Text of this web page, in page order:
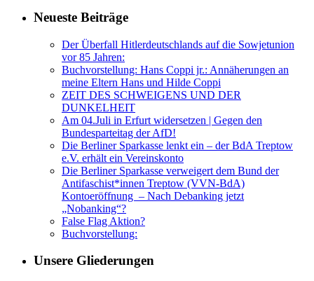
Neueste Beiträge
Der Überfall Hitlerdeutschlands auf die Sowjetunion
vor 85 Jahren:
Buchvorstellung: Hans Coppi jr.: Annäherungen an
meine Eltern Hans und Hilde Coppi
ZEIT DES SCHWEIGENS UND DER
DUNKELHEIT
Am 04.Juli in Erfurt widersetzen | Gegen den
Bundesparteitag der AfD!
Die Berliner Sparkasse lenkt ein – der BdA Treptow
e.V. erhält ein Vereinskonto
Die Berliner Sparkasse verweigert dem Bund der
Antifaschist*innen Treptow (VVN-BdA)
Kontoeröffnung – Nach Debanking jetzt
„Nobanking“?
False Flag Aktion?
Buchvorstellung:
Unsere Gliederungen